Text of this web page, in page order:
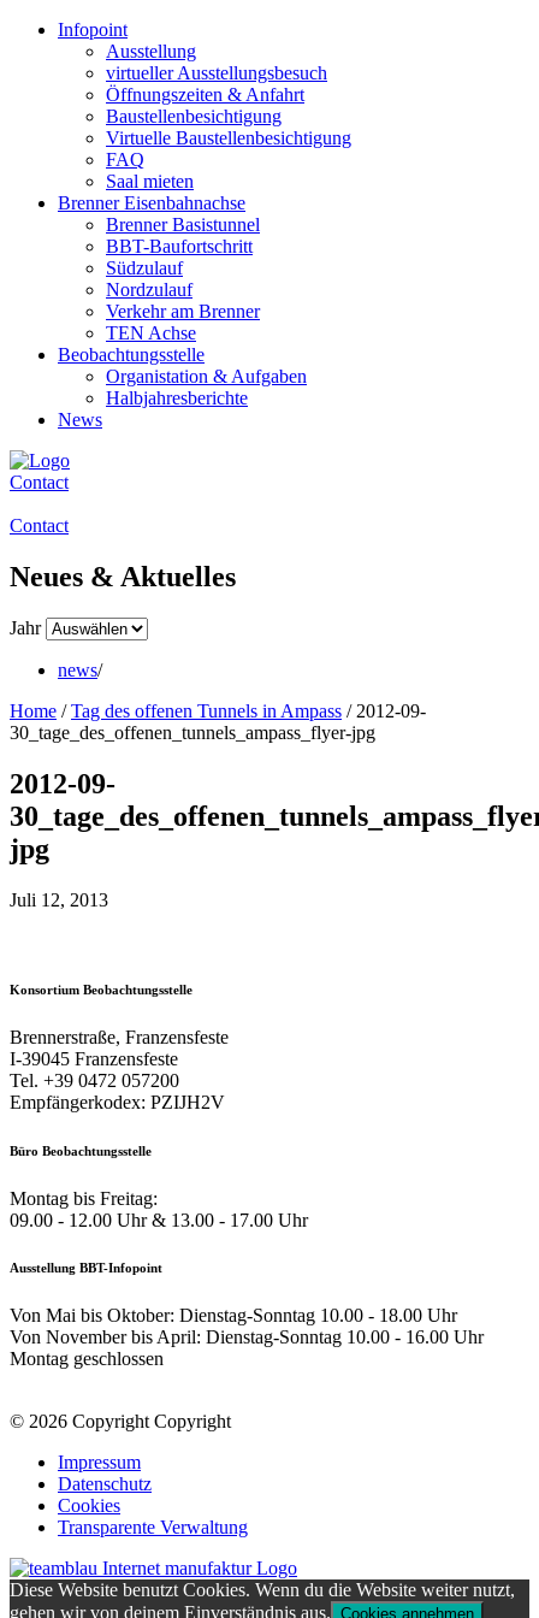
Infopoint
Ausstellung
virtueller Ausstellungsbesuch
Öffnungszeiten & Anfahrt
Baustellenbesichtigung
Virtuelle Baustellenbesichtigung
FAQ
Saal mieten
Brenner Eisenbahnachse
Brenner Basistunnel
BBT-Baufortschritt
Südzulauf
Nordzulauf
Verkehr am Brenner
TEN Achse
Beobachtungsstelle
Organistation & Aufgaben
Halbjahresberichte
News
Contact
Contact
Neues & Aktuelles
Jahr
news/
Home /Tag des offenen Tunnels in Ampass / 2012-09-
30_tage_des_offenen_tunnels_ampass_flyer-jpg
2012-09-
jpg
Juli 12, 2013
Konsortium Beobachtungsstelle
Brennerstraße, Franzensfeste
I-39045 Franzensfeste
Tel. +39 0472 057200
Empfängerkodex: PZIJH2V
Büro Beobachtungsstelle
Montag bis Freitag:
09.00 - 12.00 Uhr & 13.00 - 17.00 Uhr
Ausstellung BBT-Infopoint
Von Mai bis Oktober: Dienstag-Sonntag 10.00 - 18.00 Uhr
Von November bis April: Dienstag-Sonntag 10.00 - 16.00 Uhr
Montag geschlossen
© 2026 Copyright Copyright
Impressum
Datenschutz
Cookies
Transparente Verwaltung
Diese Website benutzt Cookies. Wenn du die Website weiter nutzt,
gehen wir von deinem Einverständnis aus. Cookies annehmen